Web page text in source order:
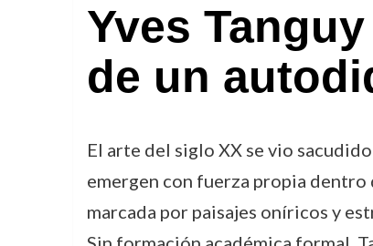
Yves
de un
El arte del siglo XX se vio
emergen con fuerza propia
marcada por paisajes oníricos y